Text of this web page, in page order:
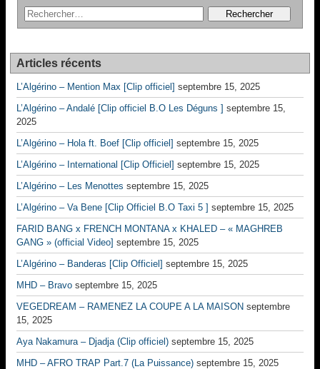
Articles récents
L’Algérino – Mention Max [Clip officiel] septembre 15, 2025
L’Algérino – Andalé [Clip officiel B.O Les Déguns ] septembre 15,
2025
L’Algérino – Hola ft. Boef [Clip officiel] septembre 15, 2025
L’Algérino – International [Clip Officiel] septembre 15, 2025
L’Algérino – Les Menottes septembre 15, 2025
L’Algérino – Va Bene [Clip Officiel B.O Taxi 5 ] septembre 15, 2025
FARID BANG x FRENCH MONTANA x KHALED – « MAGHREB
GANG » (official Video] septembre 15, 2025
L’Algérino – Banderas [Clip Officiel] septembre 15, 2025
MHD – Bravo septembre 15, 2025
VEGEDREAM – RAMENEZ LA COUPE A LA MAISON septembre
15, 2025
Aya Nakamura – Djadja (Clip officiel) septembre 15, 2025
MHD – AFRO TRAP Part.7 (La Puissance) septembre 15, 2025